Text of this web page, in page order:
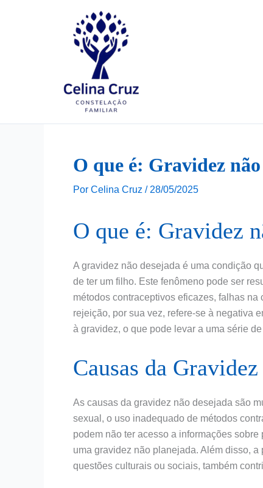
O que é: Gravidez
Por Celina Cruz / 28/05/2025
O que é: Gravidez
A gravidez não desejada é uma condição
de ter um filho. Este fenômeno pode ser
métodos contraceptivos eficazes, falhas
rejeição, por sua vez, refere-se à negativa
à gravidez, o que pode levar a uma série
Causas da
As causas da gravidez não desejada são
sexual, o uso inadequado de métodos
podem não ter acesso a informações
uma gravidez não planejada. Além disso,
questões culturais ou sociais, também